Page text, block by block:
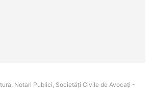
Notari Publici, Societăți Civile de Avocați -